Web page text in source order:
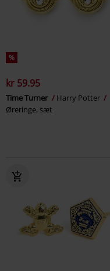
%
kr 59.95
Time Turner
Harry Potter
Øreringe, sæt